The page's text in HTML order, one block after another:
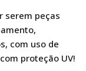
serem peças
com uso de
proteção UV!